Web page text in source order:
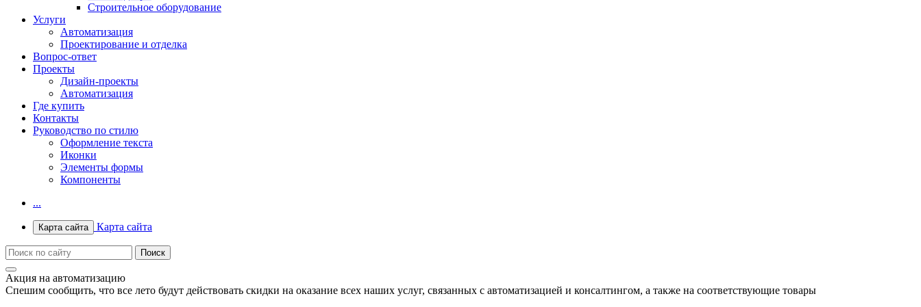
Строительное оборудование
Услуги
Автоматизация
Проектирование и отделка
Вопрос-ответ
Проекты
Дизайн-проекты
Автоматизация
Где купить
Контакты
Руководство по стилю
Оформление текста
Иконки
Элементы формы
Компоненты
...
Карта сайта Карта сайта
Акция на автоматизацию
Спешим сообщить, что все лето будут действовать скидки на оказание всех наших услуг, связанных с автоматизацией и консалтингом, а также на соответствующие товары